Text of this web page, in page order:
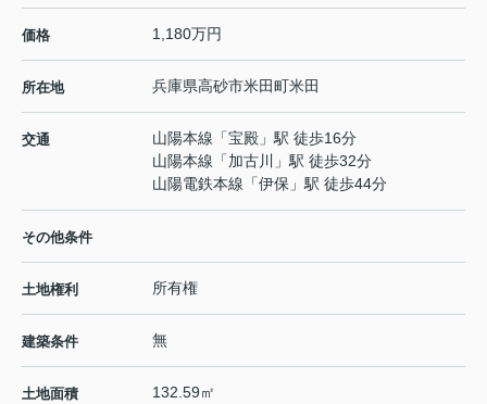
価格 1,180万円
所在地 兵庫県高砂市米田町米田
交通 山陽本線 「宝殿 」駅 徒歩16分
山陽本線 「加古川
」駅 徒歩32分
山陽電鉄本線 「伊保 」駅 徒歩44分
その他条件
土地権利 所有権
建築条件 無
土地面積 132.59㎡